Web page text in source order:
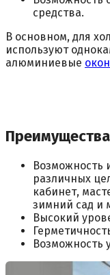
средства.
В основном, для
используют
алюминиевые
Преимущества
Возможность
различных
кабинет,
зимний сад и
Высокий
Возможность